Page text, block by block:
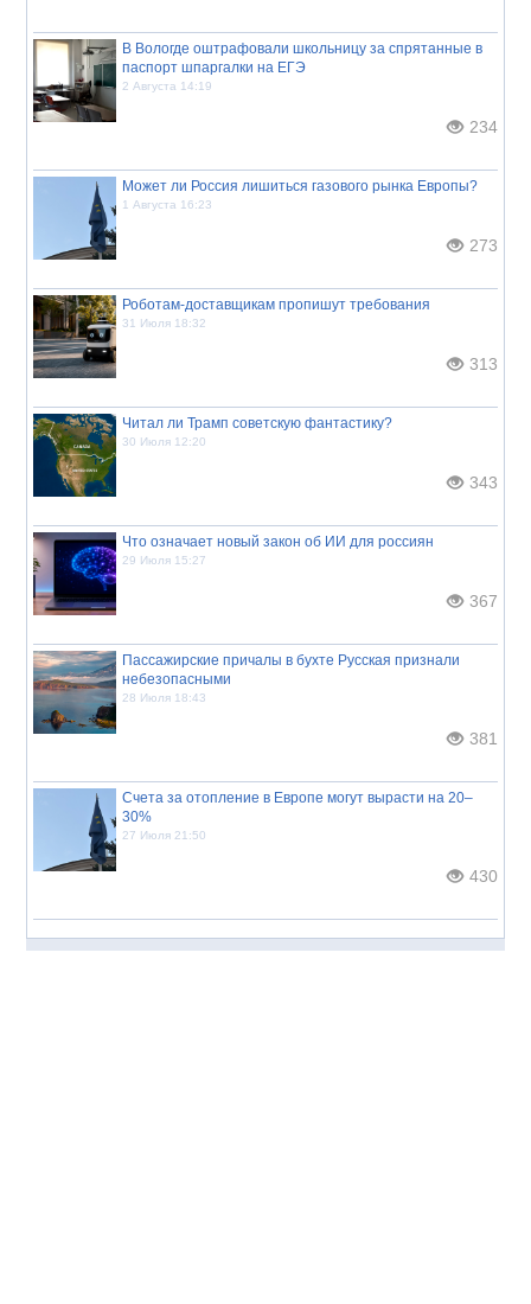
В Вологде оштрафовали школьницу за спрятанные в
паспорт шпаргалки на ЕГЭ
2 Августа 14:19
234
Может ли Россия лишиться газового рынка Европы?
1 Августа 16:23
273
Роботам-доставщикам пропишут требования
31 Июля 18:32
313
Читал ли Трамп советскую фантастику?
30 Июля 12:20
343
Что означает новый закон об ИИ для россиян
29 Июля 15:27
367
Пассажирские причалы в бухте Русская признали
небезопасными
28 Июля 18:43
381
Счета за отопление в Европе могут вырасти на 20–
30%
27 Июля 21:50
430